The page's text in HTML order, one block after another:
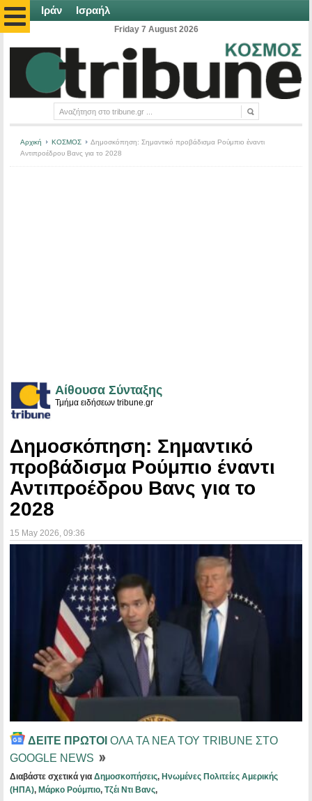
Ιράν Ισραήλ
Friday 7 August 2026
Αρχική ΚΟΣΜΟΣ
Δημοσκόπηση: Σημαντικό προβάδισμα Ρούμπιο έναντι
Αντιπροέδρου Βανς για το 2028
Αίθουσα Σύνταξης
Τμήμα ειδήσεων tribune.gr
Δημοσκόπηση: Σημαντικό
προβάδισμα Ρούμπιο έναντι
Αντιπροέδρου Βανς για το
2028
15 May 2026 , 09:36
ΔΕΙΤΕ ΠΡΩΤΟΙ ΟΛΑ ΤΑ ΝΕΑ ΤΟΥ TRIBUNE ΣΤΟ
GOOGLE NEWS
Διαβάστε σχετικά για Δημοσκοπήσεις, Ηνωμένες Πολιτείες Αμερικής
(ΗΠΑ), Μάρκο Ρούμπιο, Τζέι Ντι Βανς,